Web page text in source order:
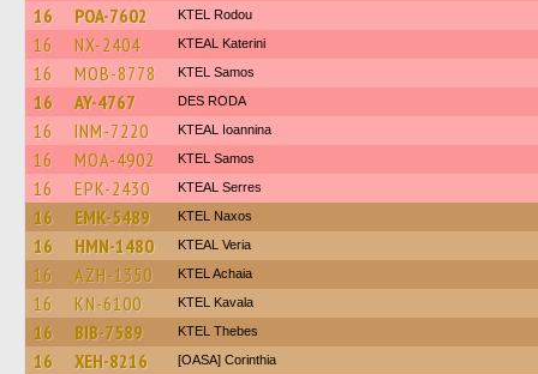
16 POA-7602 ΚΤΕL Rodou
16 NX-2404 KTEAL Katerini
16 MOB-8778 KTEL Samos
16 AY-4767 DES RODA
16 INM-7220 KTEAL Ioannina
16 MOA-4902 KTEL Samos
16 EPK-2430 KTEAL Serres
16 EMK-5489 KTEL Naxos
16 HMN-1480 KTEAL Veria
16 AZH-1350 KTEL Achaia
16 KN-6100 KTEL Kavala
16 BIB-7589 KTEL Thebes
16 XEH-8216 [OASA] Corinthia